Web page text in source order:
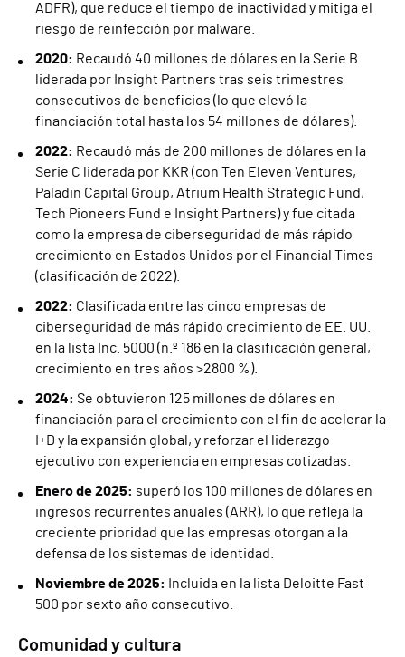
ADFR), que reduce el tiempo de inactividad y mitiga el
riesgo de reinfección por malware.
2020: Recaudó 40 millones de dólares en la Serie B
liderada por Insight Partners tras seis trimestres
consecutivos de beneficios (lo que elevó la
financiación total hasta los 54 millones de dólares).
2022: Recaudó más de 200 millones de dólares en la
Serie C liderada por KKR (con Ten Eleven Ventures,
Paladin Capital Group, Atrium Health Strategic Fund,
Tech Pioneers Fund e Insight Partners) y fue citada
como la empresa de ciberseguridad de más rápido
crecimiento en Estados Unidos por el Financial Times
(clasificación de 2022).
2022: Clasificada entre las cinco empresas de
ciberseguridad de más rápido crecimiento de EE. UU.
en la lista Inc. 5000 (n.º 186 en la clasificación general,
crecimiento en tres años >2800 %).
2024: Se obtuvieron 125 millones de dólares en
financiación para el crecimiento con el fin de acelerar la
I+D y la expansión global, y reforzar el liderazgo
ejecutivo con experiencia en empresas cotizadas.
Enero de 2025: superó los 100 millones de dólares en
ingresos recurrentes anuales (ARR), lo que refleja la
creciente prioridad que las empresas otorgan a la
defensa de los sistemas de identidad.
Noviembre de 2025:
Incluida en la lista Deloitte Fast
500 por sexto año consecutivo.
Comunidad y cultura